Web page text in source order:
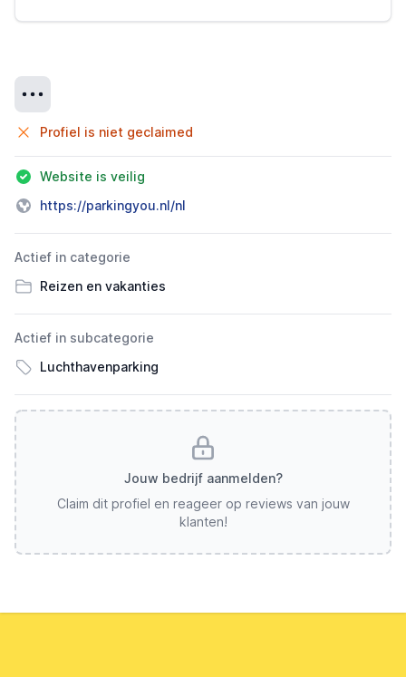
Profiel is niet geclaimed
Website is veilig
https://parkingyou.nl/nl
Actief in categorie
Reizen en vakanties
Actief in subcategorie
Luchthavenparking
Jouw bedrijf aanmelden?
Claim dit profiel en reageer op reviews van jouw
klanten!